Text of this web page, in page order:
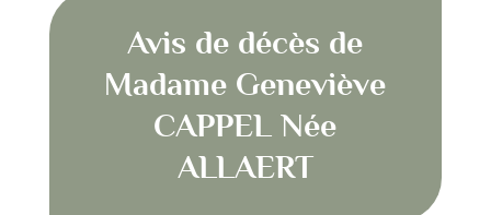
Avis de décès de
Madame Geneviève
CAPPEL Née
ALLAERT